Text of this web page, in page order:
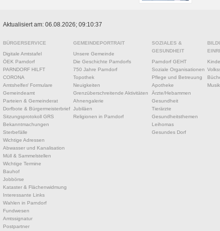
Aktualisiert am: 06.08.2026; 09:10:37
BÜRGERSERVICE
Digitale Amtstafel
ÖEK Parndorf
PARNDORF HILFT
CORONA
Amtshelfer/ Formulare
Gemeindeamt
Parteien & Gemeinderat
Dorfbote & Bürgermeisterbrief
Sitzungsprotokoll GRS
Bekanntmachungen
Sterbefälle
Wichtige Adressen
Abwasser und Kanalisation
Müll & Sammelstellen
Wichtige Termine
Bauhof
Jobbörse
Kataster & Flächenwidmung
Interessante Links
Wahlen in Parndorf
Fundwesen
Amtssignatur
Postpartner
GEMEINDEPORTRAIT
Unsere Gemeinde
Die Geschichte Parndorfs
750 Jahre Parndorf
Topothek
Neuigkeiten
Grenzüberschreitende Aktivitäten
Ahnengalerie
Jubiläen
Religionen in Parndorf
SOZIALES &
GESUNDHEIT
Parndorf GEHT
Soziale Organisationen
Pflege und Betreuung
Apotheke
Ärzte/Hebammen
Gesundheit
Tierärzte
Gesundheitsthemen
Leihomas
Gesundes Dorf